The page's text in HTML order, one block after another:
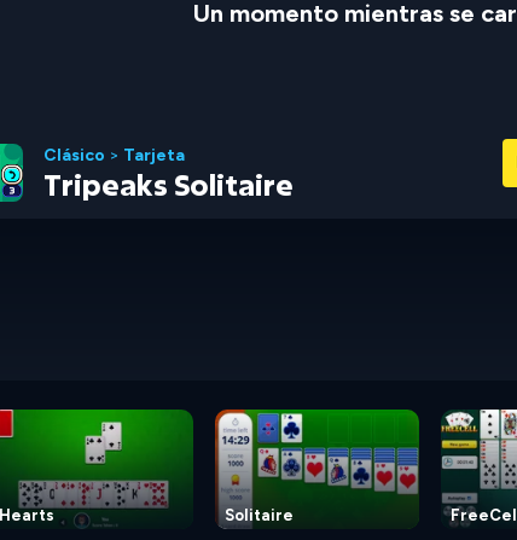
Un momento mientras se
Clásico > Tarjeta
Tripeaks Solitaire
Hearts Solitaire FreeCell